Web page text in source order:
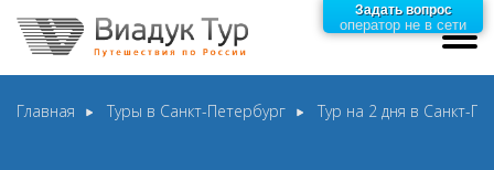
Главная Туры в Санкт-Петербург Тур на 2 дня в Санкт-
Задать вопрос
оператор не в сети